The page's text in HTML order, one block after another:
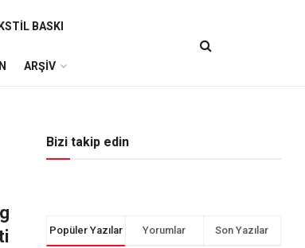
BASKI
ARŞIV
Bizi takip edin
Popüler Yazılar Yorumlar Son Yazılar